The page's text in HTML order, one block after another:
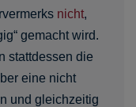
nicht,
gemacht wird.
stattdessen die
eine nicht
und gleichzeitig